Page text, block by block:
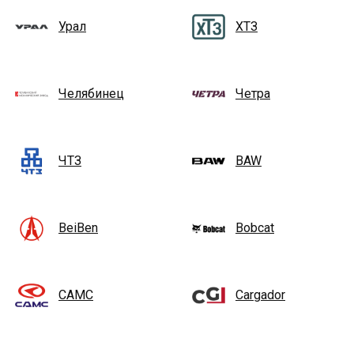
Урал ХТЗ
Челябинец Четра
ЧТЗ BAW
BeiBen Bobcat
CAMC Cargador